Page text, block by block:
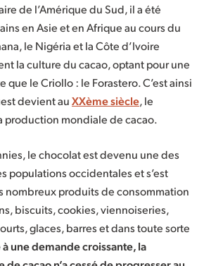
de l’Amérique du Sud, il a été
en Asie et en Afrique au cours du
le Nigéria et la Côte d’Ivoire
la culture du cacao, optant pour une
que le Criollo : le Forastero. C’est ainsi
devient auXXème siècle, le
production mondiale de cacao.
le chocolat est devenu une des
populations occidentales et s’est
nombreux produits de consommation
biscuits, cookies, viennoiseries,
glaces, barres et dans toute sorte
à une demande croissante, la